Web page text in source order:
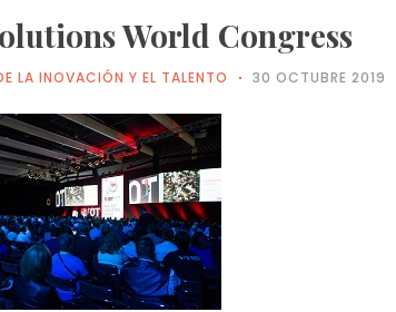
World Congress
LA INOVACIÓN Y EL TALENTO 30 OCTUBRE 2019